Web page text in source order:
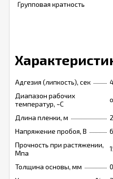
Групповая кратность
Адгезия (липкость), сек
Диапазон рабочих
температур, ~C
Длина пленки, м
Напряжение пробоя, В
Прочность при растяжении,
Мпа
Толщина основы, мм